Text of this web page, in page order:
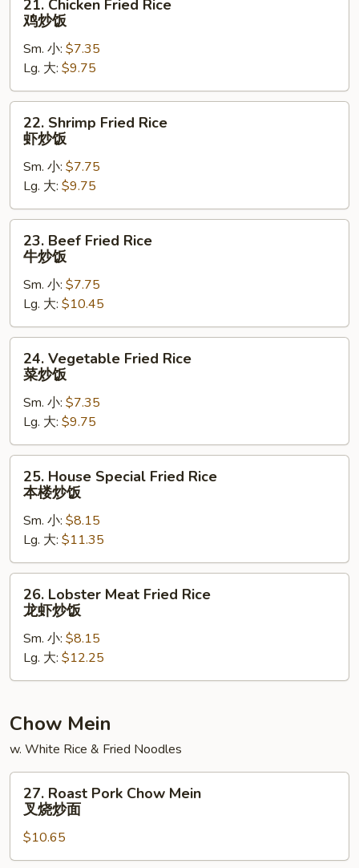
Chicken
Fried
Rice
炒
饭
21. Chicken Fried Rice
鸡炒饭
Sm. 小: $7.35
Lg. 大: $9.75
Shrimp
Fried
Rice
炒
饭
22. Shrimp Fried Rice
虾炒饭
Sm. 小: $7.75
Lg. 大: $9.75
Beef
Fried
Rice
炒
饭
23. Beef Fried Rice
牛炒饭
Sm. 小: $7.75
Lg. 大: $10.45
Vegetable
Fried
Rice
炒
饭
24. Vegetable Fried Rice
菜炒饭
Sm. 小: $7.35
Lg. 大: $9.75
House
Special
Fried
Rice
本
楼
25. House Special Fried Rice
本楼炒饭
Sm. 小: $8.15
Lg. 大: $11.35
Lobster
Meat
Fried
Rice
龙
炒
26. Lobster Meat Fried Rice
龙虾炒饭
Sm. 小: $8.15
Lg. 大: $12.25
Chow Mein
w. White Rice & Fried Noodles
Roast
Pork
Chow
Mein
27. Roast Pork Chow Mein
叉烧炒面
$10.65